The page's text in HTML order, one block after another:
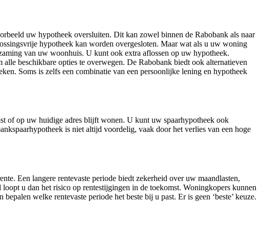
uw hypotheek oversluiten. Dit kan zowel binnen de Rabobank als naar
hypotheek kan worden overgesloten. Maar wat als u uw woning
van uw woonhuis. U kunt ook extra aflossen op uw hypotheek.
beschikbare opties te overwegen. De Rabobank biedt ook alternatieven
Soms is zelfs een combinatie van een persoonlijke lening en hypotheek
of op uw huidige adres blijft wonen. U kunt uw spaarhypotheek ook
is niet altijd voordelig, vaak door het verlies van een hoge
Een langere rentevaste periode biedt zekerheid over uw maandlasten,
u dan het risico op rentestijgingen in de toekomst. Woningkopers kunnen
welke rentevaste periode het beste bij u past. Er is geen ‘beste’ keuze.